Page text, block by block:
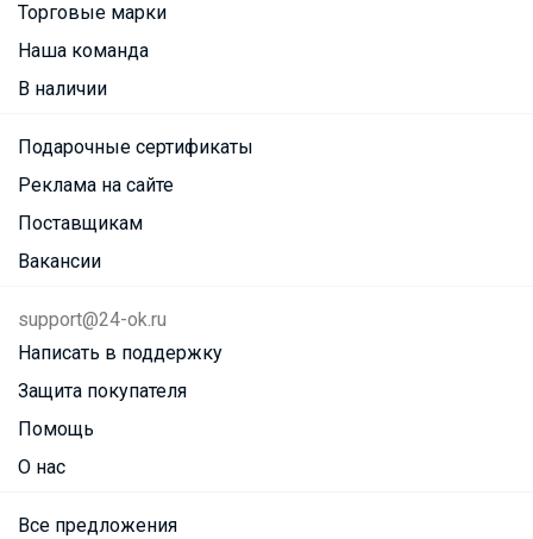
Торговые марки
Наша команда
В наличии
Подарочные сертификаты
Реклама на сайте
Поставщикам
Вакансии
support@24-ok.ru
Написать в поддержку
Защита покупателя
Помощь
О нас
Все предложения